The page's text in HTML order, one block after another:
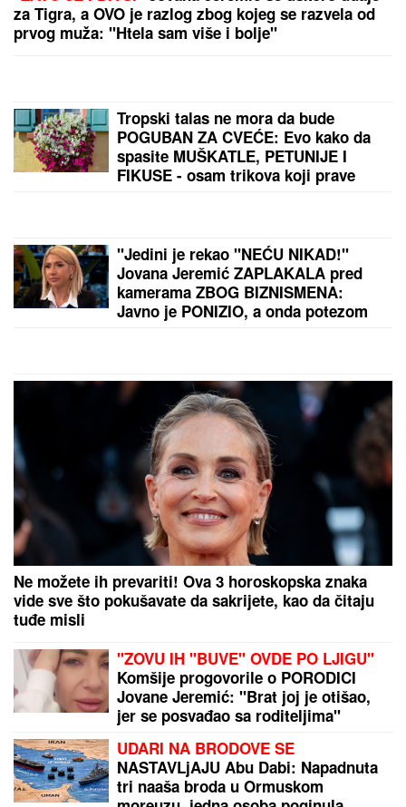
joj se sada obratio emotivnim rečima
BIVŠI FUDBALER JE OVAKO
INVESTIRAO ZARAĐENE MILIONE
Kupio staru kuću u Igalu i otvorio
DRAGAN STANKOVIĆ
Milioni su u
pitanju, a Jovana Jeremić tvrdi: "U
dugovima je"
KVOTE "PADALICE":Kladionice pomažu i ovog
petka
INSPEKCIJA UPALA NA IMANJE
Zatvorili mu objekat nakon što je
pokrenuo biznis, hitno se oglasio:
"Imamo zabranu"